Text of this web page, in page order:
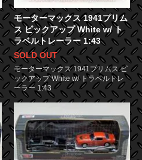
モーターマックス 1941プリム
ス ピックアップ White w/ ト
ラベルトレーラー 1:43
SOLD OUT
モーターマックス 1941プリムス ピ
ックアップ White w/ トラベルトレ
ーラー 1:43